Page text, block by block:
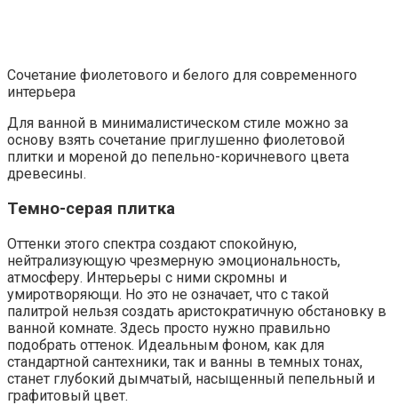
Сочетание фиолетового и белого для современного
интерьера
Для ванной в минималистическом стиле можно за
основу взять сочетание приглушенно фиолетовой
плитки и мореной до пепельно-коричневого цвета
древесины.
Темно-серая плитка
Оттенки этого спектра создают спокойную,
нейтрализующую чрезмерную эмоциональность,
атмосферу. Интерьеры с ними скромны и
умиротворяющи. Но это не означает, что с такой
палитрой нельзя создать аристократичную обстановку в
ванной комнате. Здесь просто нужно правильно
подобрать оттенок. Идеальным фоном, как для
стандартной сантехники, так и ванны в темных тонах,
станет глубокий дымчатый, насыщенный пепельный и
графитовый цвет.